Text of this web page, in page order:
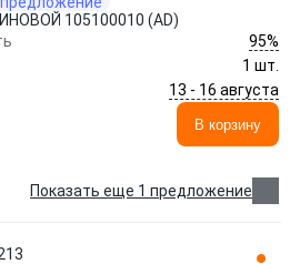
105100010 (AD)
95%
1 шт.
13 - 16 августа
В корзину
Показать еще 1 предложение